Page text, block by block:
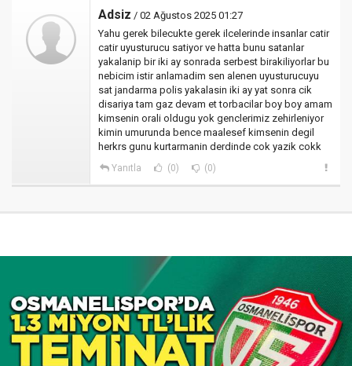
Adsiz / 02 Ağustos 2025 01:27
Yahu gerek bilecukte gerek ilcelerinde insanlar catir
catir uyusturucu satiyor ve hatta bunu satanlar
yakalanip bir iki ay sonrada serbest birakiliyorlar bu
nebicim istir anlamadim sen alenen uyusturucuyu
sat jandarma polis yakalasin iki ay yat sonra cik
disariya tam gaz devam et torbacilar boy boy amam
kimsenin orali oldugu yok genclerimiz zehirleniyor
kimin umurunda bence maalesef kimsenin degil
herkrs gunu kurtarmanin derdinde cok yazik cokk
Yanıtla (0) (0)